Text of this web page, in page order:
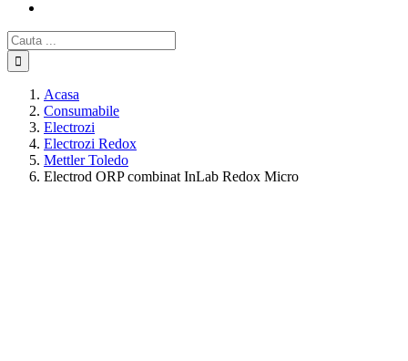
Cautare...
Acasa
Consumabile
Electrozi
Electrozi Redox
Mettler Toledo
Electrod ORP combinat InLab Redox Micro